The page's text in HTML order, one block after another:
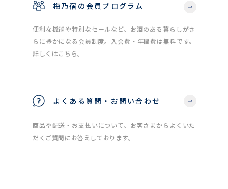
梅乃宿の会員プログラム
便利な機能や特別なセールなど、お酒のある暮らしがさ
らに豊かになる会員制度。入会費・年間費は無料です。
詳しくはこちら。
よくある質問・お問い合わせ
商品や配送・お支払いについて、お客さまからよくいた
だくご質問にお答えしております。